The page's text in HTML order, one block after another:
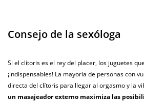
Producto
vegano
Consejo de la sexóloga
Si el clítoris es el rey del placer, los juguetes
¡indispensables! La mayoría de personas con
directa del clítoris para llegar al orgasmo y la
un masajeador externo maximiza las